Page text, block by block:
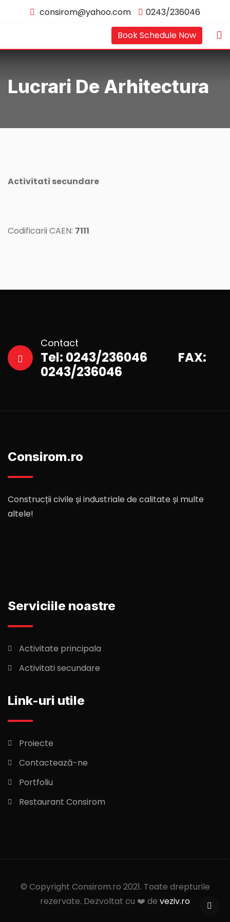
consirom@yahoo.com
0243/236046
Book Schedule Now
Lucrari De Arhitectura
Activitati secundare
Codificarii CAEN: 7111
Contact
Tel: 0243/236046 FAX:
0243/236046
Consirom.ro
Construcții civile și industriale de calitate și multe
altele!
Serviciile noastre
Activitate principala
Activitati secundare
Link-uri utile
Proiecte
Contactează-ne
Portfoliu
Restaurant Consirom
© Copyright Consirom.ro 2021. Toate drepturile
rezervate. Dezvoltat cu ❤️ de veziv.ro